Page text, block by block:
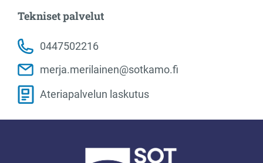
Tekniset palvelut
0447502216
merja.merilainen@sotkamo.fi
Ateriapalvelun laskutus